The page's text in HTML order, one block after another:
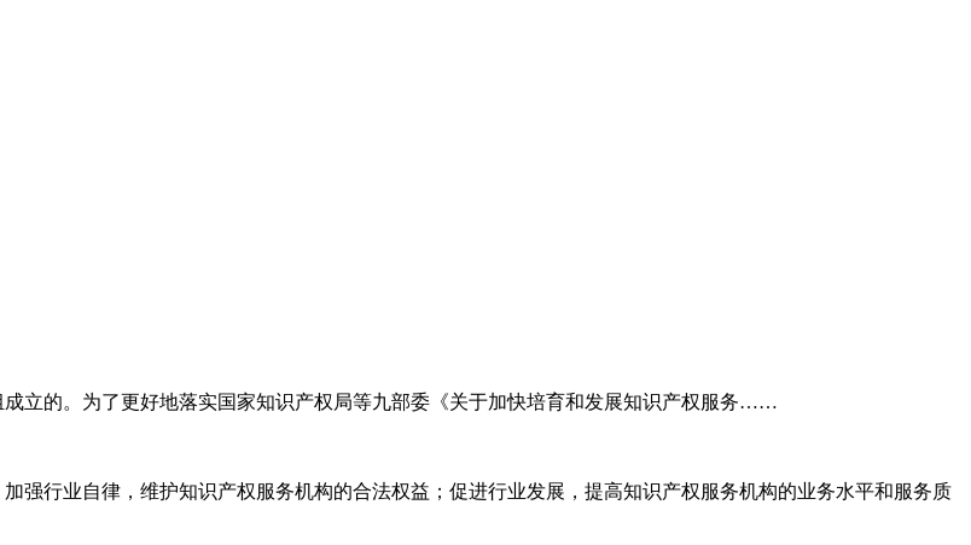
立的。为了更好地落实国家知识产权局等九部委《关于加快培育和发展知识产权服务……
强行业自律，维护知识产权服务机构的合法权益；促进行业发展，提高知识产权服务机构的业务水平和服务质